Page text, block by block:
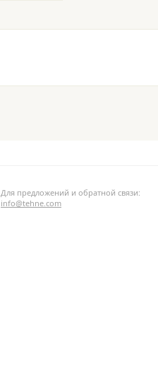
Для предложений и обратной связи:
info@tehne.com